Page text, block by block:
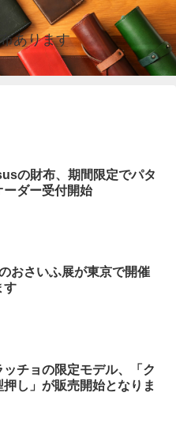
あります
の財布、期間限定でパタ
ーダー受付開始
おさいふ展が東京で開催
す
ッチョの限定モデル、「ク
押し」が販売開始となりま